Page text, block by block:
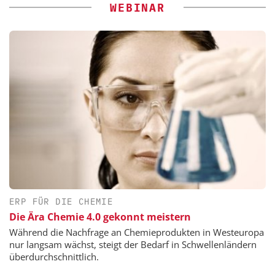
WEBINAR
ERP FÜR DIE CHEMIE
Die Ära Chemie 4.0 gekonnt meistern
Während die Nachfrage an Chemieprodukten in Westeuropa
nur langsam wächst, steigt der Bedarf in Schwellenländern
überdurchschnittlich.